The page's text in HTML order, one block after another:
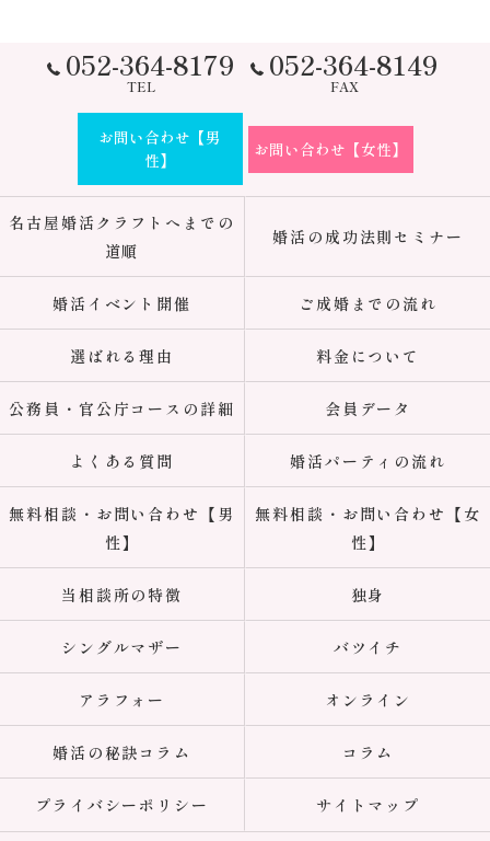
052-364-8179
TEL
052-364-8149
FAX
お問い合わせ【男
性】
お問い合わせ【女性】
名古屋婚活クラフトへまでの
道順
婚活の成功法則セミナー
婚活イベント開催 ご成婚までの流れ
選ばれる理由 料金について
公務員・官公庁コースの詳細 会員データ
よくある質問 婚活パーティの流れ
無料相談・お問い合わせ【男
性】
無料相談・お問い合わせ【女
性】
当相談所の特徴 独身
シングルマザー バツイチ
アラフォー オンライン
婚活の秘訣コラム コラム
プライバシーポリシー サイトマップ